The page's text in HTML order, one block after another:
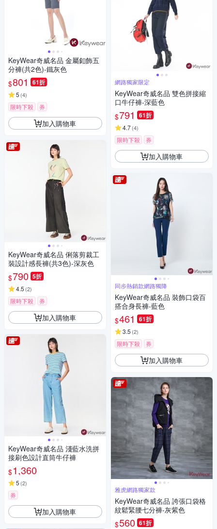
KeyWear奇威名品 金屬釦飾五
分褲(共2色)-鐵灰色
$801 61折
5 (4)
限時下殺 券
加入購物車
KeyWear奇威名品 俐落剪裁工
裝設計感長褲(共3色)-深灰色
$790 5折
4.5 (2)
限時下殺 券
加入購物車
KeyWear奇威名品 淺藍水洗拼
接刷色設計直筒牛仔褲
$1,360
5 (2)
券
加入購物車
網路獨家限定
KeyWear奇威名品 雙色拼接縮
口牛仔褲-深藍色
$791 61折
4.7(4)
限時下殺 券
加入購物車
同步熱銷款網路獨降
KeyWear奇威名品 裝飾口袋百
搭合身長褲-藍色
$461 61折
3.5 (2)
限時下殺 券
加入購物車
雅虎網路獨家款
KeyWear奇威名品 誇張口袋格
紋鬆緊腰七分褲-灰紫色
$560 61折